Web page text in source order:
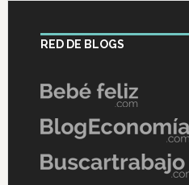
RED DE BLOGS